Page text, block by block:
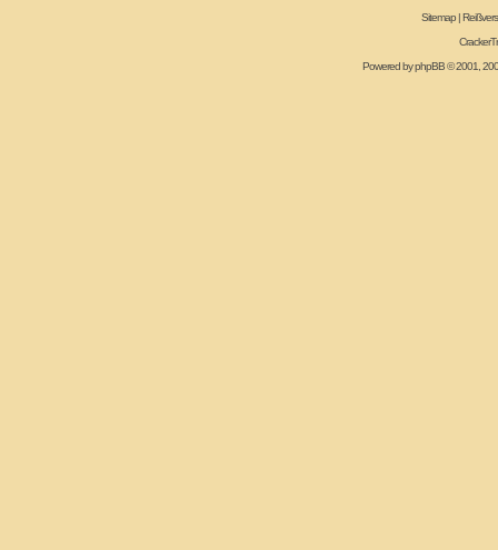
Sitemap|
Powered byphpBB© 2001,